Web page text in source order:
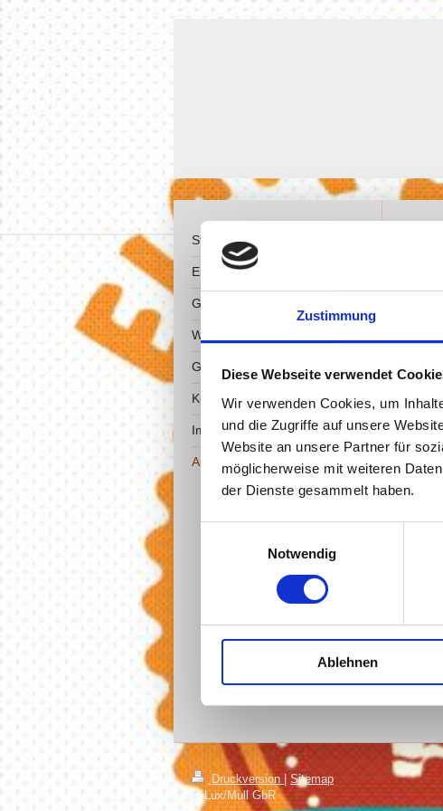
Zustimmung
Diese Webseite verwendet
Wir verwenden Cookies, um
und die Zugriffe auf unsere
Website an unsere Partner für
möglicherweise mit weiteren
der Dienste gesammelt haben.
Notwendig
Ablehnen
Startseite
Eis
Getränke
Waffeln
Galerie
Kontakt
Impressum
Anfahrt
Druckversion
Sitemap
© Lux/Mull GbR